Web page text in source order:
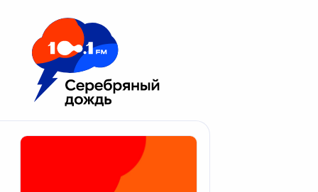
Москва 100.1 FM
Апатиты